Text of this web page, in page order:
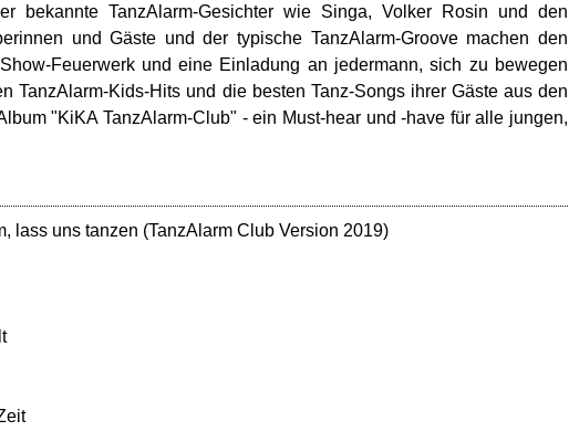
bekannte TanzAlarm-Gesichter wie Singa, Volker Rosin und den
und Gäste und der typische TanzAlarm-Groove machen den
Feuerwerk und eine Einladung an jedermann, sich zu bewegen
TanzAlarm-Kids-Hits und die besten Tanz-Songs ihrer Gäste aus den
"KiKA TanzAlarm-Club" - ein Must-hear und -have für alle jungen,
lass uns tanzen (TanzAlarm Club Version 2019)